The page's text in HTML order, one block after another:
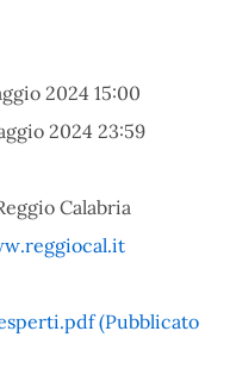
2024 15:00
2024 23:59
Calabria
(Pubblicato